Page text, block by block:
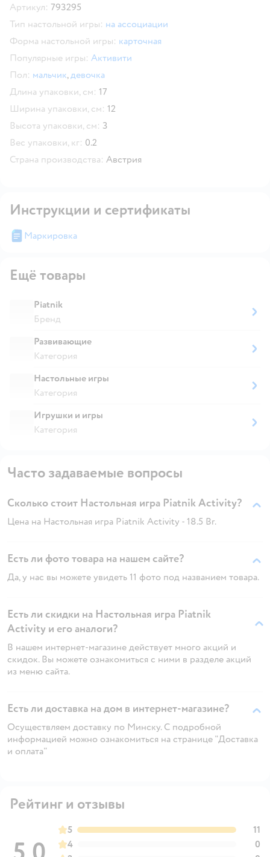
Артикул: 793295
Тип настольной игры: на ассоциации
Форма настольной игры: карточная
Популярные игры: Активити
Пол: мальчик,девочка
Длина упаковки, см: 17
Ширина упаковки, см: 12
Высота упаковки, см: 3
Вес упаковки, кг: 0.2
Страна производства: Австрия
Инструкции и сертификаты
Маркировка
Ещё товары
Piatnik
Бренд
Развивающие
Категория
Настольные игры
Категория
Игрушки и игры
Категория
Часто задаваемые вопросы
Сколько стоит Настольная игра Piatnik Activity?
Цена на Настольная игра Piatnik Activity - 18.5 Br.
Есть ли фото товара на нашем сайте?
Да, у нас вы можете увидеть 11 фото под названием товара.
Есть ли скидки на Настольная игра Piatnik
Activity и его аналоги?
В нашем интернет-магазине действует много акций и
скидок. Вы можете ознакомиться с ними в разделе акций
из меню сайта.
Есть ли доставка на дом в интернет-магазине?
Осуществляем доставку по Минску. С подробной
информацией можно ознакомиться на странице "Доставка
и оплата"
Рейтинг и отзывы
5
11
4
0